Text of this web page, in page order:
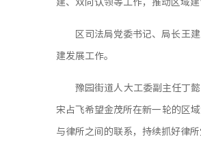
建、双向认领等工作，推动区域建
区司法局党委书记、局长王
建发展工作。
豫园街道人大工委副主任丁
宋占飞希望金茂所在新一轮的区
与律所之间的联系，持续抓好律